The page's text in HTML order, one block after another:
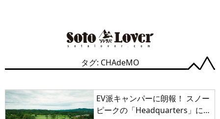
タグ: CHAdeMO
EV派キャンパーに朗報！ スノー
ピークの「Headquarters」に超